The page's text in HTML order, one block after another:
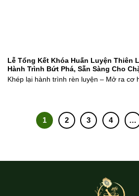
Lễ Tổng Kết Khóa Huấn Luyện Thiên
Hành Trình Bứt Phá, Sẵn Sàng Cho
Khép lại hành trình rèn luyện – Mở ra cơ
1 2 3 4 …